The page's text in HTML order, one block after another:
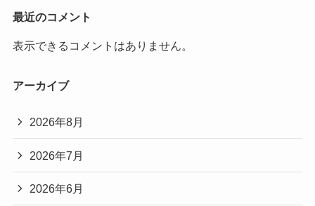
最近のコメント
表示できるコメントはありません。
アーカイブ
2026年8月
2026年7月
2026年6月